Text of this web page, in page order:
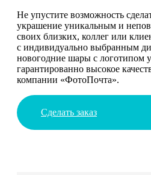
Не упустите возможность
украшение уникальным и
своих близких, коллег или
с индивидуально выбранным
новогодние шары с логотипом
гарантированно высокое
компании «ФотоПочта».
Сделать заказ